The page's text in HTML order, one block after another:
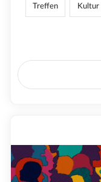
Treffen Kultur